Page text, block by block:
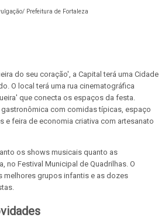
Prefeitura de Fortaleza
do seu coração', a Capital terá uma Cidade
O local terá uma rua cinematográfica
que conecta os espaços da festa.
gastronômica com comidas típicas, espaço
e feira de economia criativa com artesanato
os shows musicais quanto as
no Festival Municipal de Quadrilhas. O
melhores grupos infantis e as dozes